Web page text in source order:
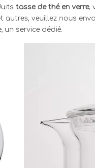
tasse de thé en verre,
veuillez nous
un service dédié.